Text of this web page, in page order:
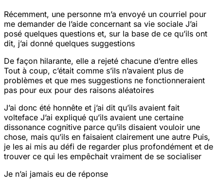
Récemment, une personne m’a envoyé un courriel pour
me demander de l’aide concernant sa vie sociale J’ai
posé quelques questions et, sur la base de ce qu’ils ont
dit, j’ai donné quelques suggestions
De façon hilarante, elle a rejeté chacune d’entre elles
Tout à coup, c’était comme s’ils n’avaient plus de
problèmes et que mes suggestions ne fonctionneraient
pas pour eux pour des raisons aléatoires
J’ai donc été honnête et j’ai dit qu’ils avaient fait
volteface J’ai expliqué qu’ils avaient une certaine
dissonance cognitive parce qu’ils disaient vouloir une
chose, mais qu’ils en faisaient clairement une autre Puis,
je les ai mis au défi de regarder plus profondément et de
trouver ce qui les empêchait vraiment de se socialiser
Je n’ai jamais eu de réponse